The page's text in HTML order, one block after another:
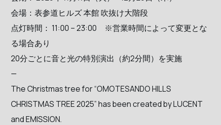
会場：表参道ヒルズ 本館 吹抜け大階段
点灯時間： 11:00 – 23:00 ※営業時間によって変更とな
る場合あり
20分ごとに音と光の特別演出（約2分間）を実施
—
The Christmas tree for “OMOTESANDO HILLS
CHRISTMAS TREE 2025” has been created by LUCENT
and EMISSION.